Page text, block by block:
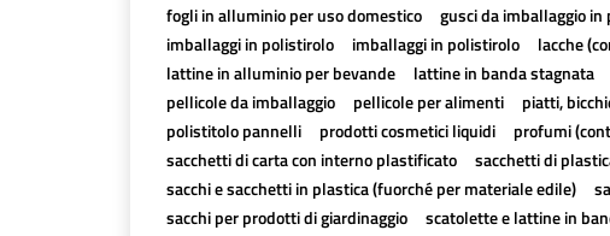
fogli in alluminio per uso domestico
gusci da imballaggio
imballaggi in polistirolo
imballaggi in polistirolo lacche
lattine in alluminio per bevande
lattine in banda stagnata
pellicole da imballaggio
pellicole per alimenti piatti,
polistitolo pannelli
prodotti cosmetici liquidi profumi
sacchetti di carta con interno plastificato
sacchetti di
sacchi e sacchetti in plastica (fuorché per materiale edile)
sacchi per prodotti di giardinaggio
scatolette e lattine in